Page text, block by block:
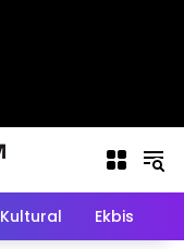
Kultural Ekbis